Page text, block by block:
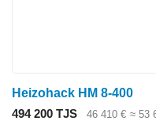
Heizohack HM 8-400
494 200 TJS
46 410 € ≈ 53